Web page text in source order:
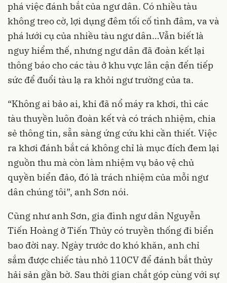
phá việc đánh bắt của ngư dân. Có nhiều tàu
không treo cờ, lợi dụng đêm tối cố tình đâm, va và
phá lưới cụ của nhiều tàu ngư dân…Vẫn biết là
nguy hiểm thế, nhưng ngư dân đã đoàn kết lại
thông báo cho các tàu ở khu vực lân cận đến tiếp
sức để đuổi tàu lạ ra khỏi ngư trường của ta.
“Không ai bảo ai, khi đã nổ máy ra khơi, thì các
tàu thuyền luôn đoàn kết và có trách nhiệm, chia
sẻ thông tin, sẵn sàng ứng cứu khi cần thiết. Việc
ra khơi đánh bắt cá không chỉ là mục đích đem lại
nguồn thu mà còn làm nhiệm vụ bảo vệ chủ
quyền biển đảo, đó là trách nhiệm của mỗi ngư
dân chúng tôi”, anh Sơn nói.
Cũng như anh Sơn, gia đình ngư dân Nguyễn
Tiến Hoàng ở Tiến Thủy có truyền thống đi biển
bao đời nay. Ngày trước do khó khăn, anh chỉ
sắm được chiếc tàu nhỏ 110CV để đánh bắt thủy
hải sản gần bờ. Sau thời gian chắt góp cùng với sự